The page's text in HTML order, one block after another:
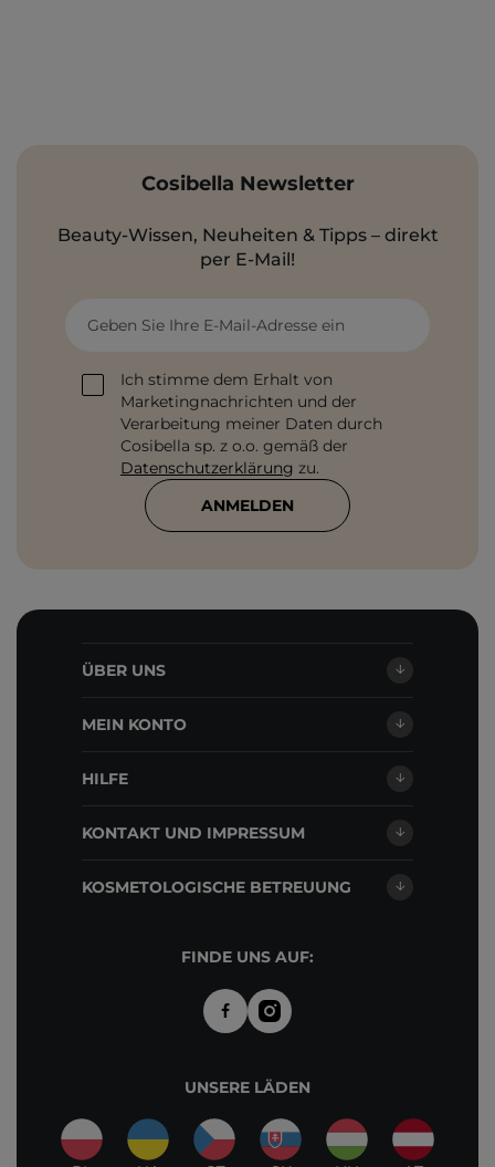
Cosibella Newsletter
Beauty-Wissen, Neuheiten & Tipps – direkt
per E-Mail!
Geben Sie Ihre E-Mail-Adresse ein
Ich stimme dem Erhalt von
Marketingnachrichten und der
Verarbeitung meiner Daten durch
Cosibella sp. z o.o. gemäß der
Datenschutzerklärung zu.
ANMELDEN
ÜBER UNS
MEIN KONTO
HILFE
KONTAKT UND IMPRESSUM
KOSMETOLOGISCHE BETREUUNG
FINDE UNS AUF:
UNSERE LÄDEN